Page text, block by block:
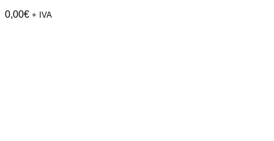
0,00€ + IVA